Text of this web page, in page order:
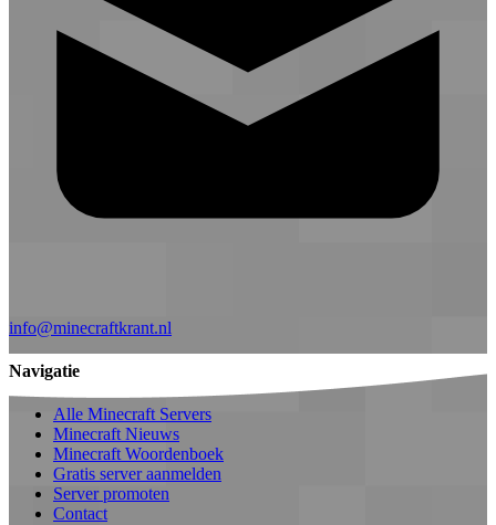
info@minecraftkrant.nl
Navigatie
Alle Minecraft Servers
Minecraft Nieuws
Minecraft Woordenboek
Gratis server aanmelden
Server promoten
Contact